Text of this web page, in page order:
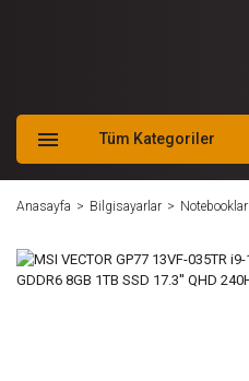
Tüm Kategoriler
Anasayfa Bilgisayarlar Notebooklar